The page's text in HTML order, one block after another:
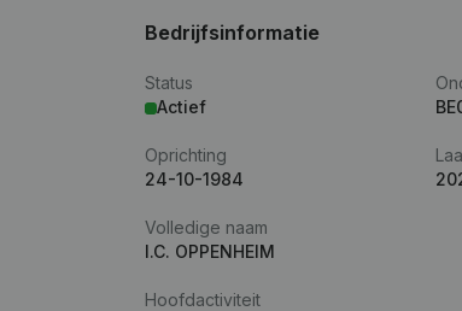
Bedrijfsinformatie
Status
Actief
Oprichting
24-10-1984
Volledige naam
I.C. OPPENHEIM
Hoofdactiviteit